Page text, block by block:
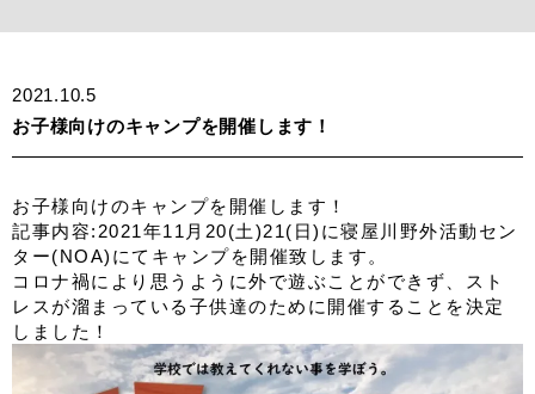
2021.10.5
お子様向けのキャンプを開催します！
お子様向けのキャンプを開催します！
記事内容:2021年11月20(土)21(日)に寝屋川野外活動セン
ター(NOA)にてキャンプを開催致します。
コロナ禍により思うように外で遊ぶことができず、スト
レスが溜まっている子供達のために開催することを決定
しました！